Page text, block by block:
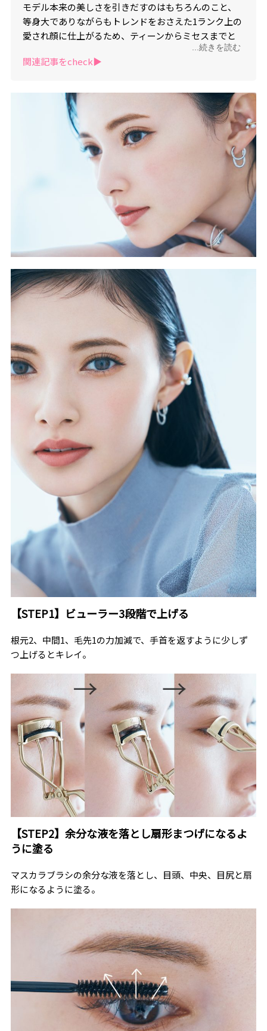
モデル本来の美しさを引きだすのはもちろんのこと、
等身大でありながらもトレンドをおさえた1ランク上の
愛され顔に仕上がるため、ティーンからミセスまでと
にかく幅広い世代の女優・モデルからの信頼が厚い。
またヘアアレンジにおいても、すぐ真似してみたい！
リ表現する天性の持ち主。
...続きを読む
関連記事をcheck▶︎
【STEP1】ビューラー3段階で上げる
根元2、中間1、毛先1の力加減で、手首を返すように少しず
つ上げるとキレイ。
【STEP2】余分な液を落とし扇形まつげになるよ
うに塗る
マスカラブラシの余分な液を落とし、目頭、中央、目尻と扇
形になるように塗る。